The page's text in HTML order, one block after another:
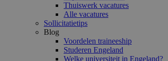
Thuiswerk vacatures
Alle vacatures
Sollicitatietips
Blog
Voordelen traineeship
Studeren Engeland
Welke universiteit in Engeland?